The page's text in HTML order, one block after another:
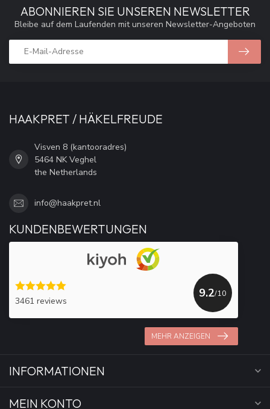
ABONNIEREN SIE UNSEREN NEWSLETTER
Bleibe auf dem Laufenden mit unseren Newsletter-Angeboten
HAAKPRET / HÄKELFREUDE
Visven 8 (kantooradres)
5464 NK Veghel
the Netherlands
info@haakpret.nl
KUNDENBEWERTUNGEN
3461 reviews
9.2/10
MEHR ANZEIGEN
INFORMATIONEN
MEIN KONTO